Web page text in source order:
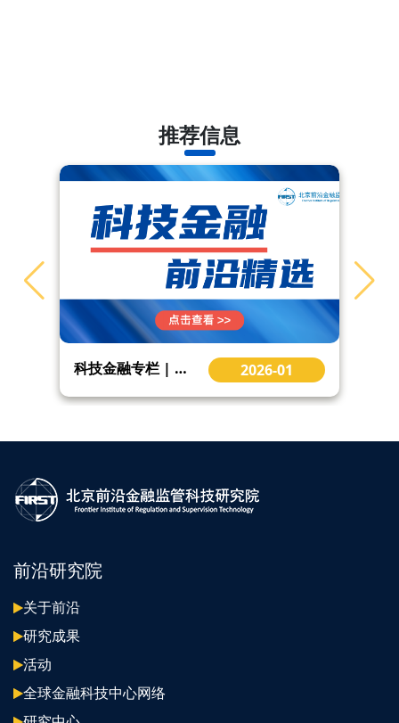
推荐信息
报告编译 | 中央银行代币化准备金的模式抉择、风险挑战与战略前瞻 2026-01
前沿研究院
关于前沿
研究成果
活动
全球金融科技中心网络